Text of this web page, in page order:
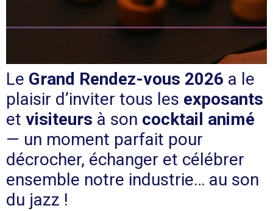
Le Grand Rendez-vous 2026 a le
plaisir d’inviter tous les exposants
et visiteurs à son cocktail animé
— un moment parfait pour
décrocher, échanger et célébrer
ensemble notre industrie… au son
du jazz !